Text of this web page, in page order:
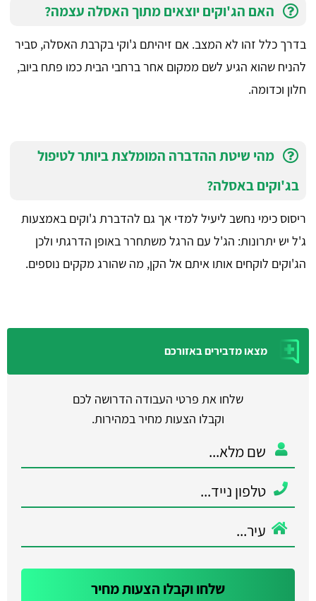
האם הג'וקים יוצאים מתוך האסלה עצמה?
בדרך כלל זהו לא המצב. אם זיהיתם ג'וקי בקרבת האסלה, סביר
להניח שהוא הגיע לשם ממקום אחר ברחבי הבית כמו פתח ביוב,
חלון וכדומה.
מהי שיטת ההדברה המומלצת ביותר לטיפול
בג'וקים באסלה?
ריסוס כימי נחשב ליעיל למדי אך גם להדברת ג'וקים באמצעות
ג'ל יש יתרונות: הג'ל עם הרגל משתחרר באופן הדרגתי ולכן
הג'וקים לוקחים אותו איתם אל הקן, מה שהורג מקקים נוספים.
מצאו מדבירים באזורכם
שלחו את פרטי העבודה הדרושה לכם
וקבלו הצעות מחיר במהירות.
שלחו וקבלו הצעות מחיר